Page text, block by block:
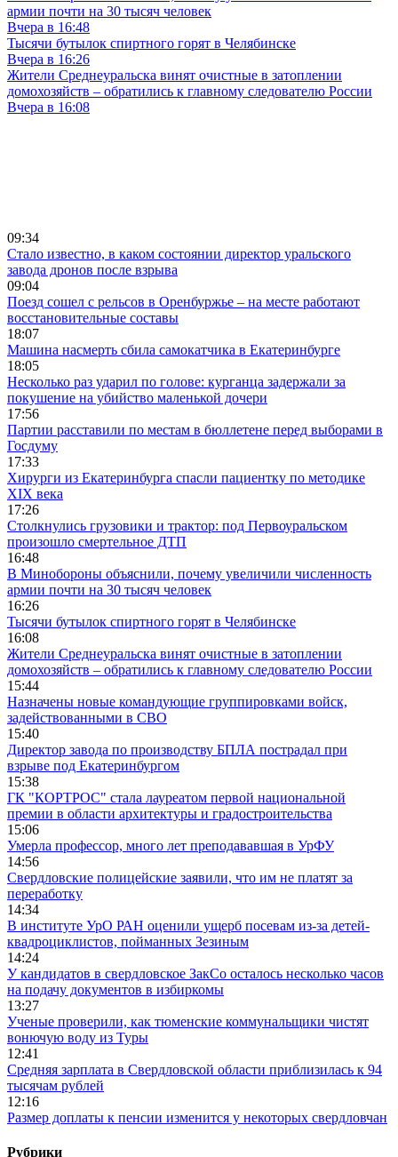
армии почти на 30 тысяч человек
Вчера в 16:48
Тысячи бутылок спиртного горят в Челябинске
Вчера в 16:26
Жители Среднеуральска винят очистные в затоплении
домохозяйств – обратились к главному следователю России
Вчера в 16:08
09:34
Стало известно, в каком состоянии директор уральского
завода дронов после взрыва
09:04
Поезд сошел с рельсов в Оренбуржье – на месте работают
восстановительные составы
18:07
Машина насмерть сбила самокатчика в Екатеринбурге
18:05
Несколько раз ударил по голове: курганца задержали за
покушение на убийство маленькой дочери
17:56
Партии расставили по местам в бюллетене перед выборами в
Госдуму
17:33
Хирурги из Екатеринбурга спасли пациентку по методике
XIX века
17:26
Столкнулись грузовики и трактор: под Первоуральском
произошло смертельное ДТП
16:48
В Минобороны объяснили, почему увеличили численность
армии почти на 30 тысяч человек
16:26
Тысячи бутылок спиртного горят в Челябинске
16:08
Жители Среднеуральска винят очистные в затоплении
домохозяйств – обратились к главному следователю России
15:44
Назначены новые командующие группировками войск,
задействованными в СВО
15:40
Директор завода по производству БПЛА пострадал при
взрыве под Екатеринбургом
15:38
ГК "КОРТРОС" стала лауреатом первой национальной
премии в области архитектуры и градостроительства
15:06
Умерла профессор, много лет преподававшая в УрФУ
14:56
Свердловские полицейские заявили, что им не платят за
переработку
14:34
В институте УрО РАН оценили ущерб посевам из-за детей-
квадроциклистов, пойманных Зезиным
14:24
У кандидатов в свердловское ЗакСо осталось несколько часов
на подачу документов в избиркомы
13:27
Ученые проверили, как тюменские коммунальщики чистят
вонючую воду из Туры
12:41
Средняя зарплата в Свердловской области приблизилась к 94
тысячам рублей
12:16
Размер доплаты к пенсии изменится у некоторых свердловчан
Рубрики